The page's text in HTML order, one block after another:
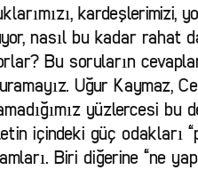
kardeşlerimizi,
nasıl bu kadar rahat
Bu soruların
Uğur Kaymaz,
yüzlercesi bu
içindeki güç odakları
Biri diğerine “ne